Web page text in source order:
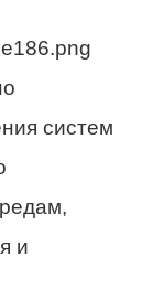
систем
и